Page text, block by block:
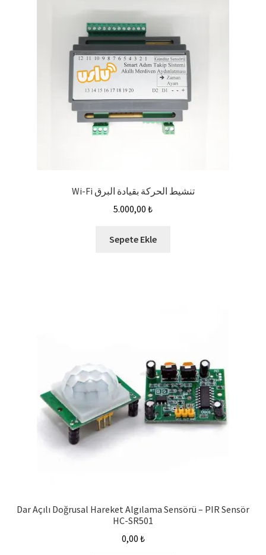
Wi-Fi تنشيط الحركة بقيادة البرق
5.000,00 ₺
Sepete Ekle
Dar Açılı Doğrusal Hareket Algılama Sensörü – PIR Sensör
HC-SR501
0,00 ₺